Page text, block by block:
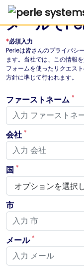
メールで
*必須入力
Perleは皆さんのプライバシ
ます。当社では、この情報
フォームを使ったリクエス
方針に準じて行われます。
ファーストネーム *
会社 *
国 *
市
メール *